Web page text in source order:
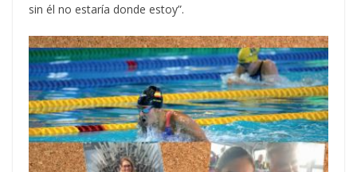
sin él no estaría donde estoy”.